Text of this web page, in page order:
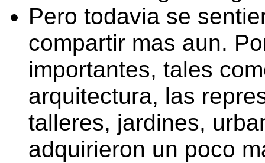
Pero todavia se
compartir mas aun.
importantes, tales
arquitectura, las
talleres, jardines,
adquirieron un poco